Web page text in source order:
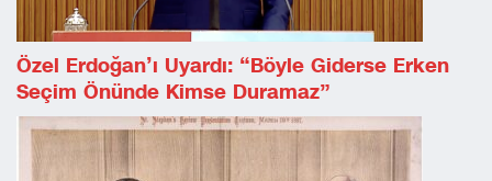
Özel Erdoğan’ı Uyardı: “Böyle Giderse Erken
Seçim Önünde Kimse Duramaz”